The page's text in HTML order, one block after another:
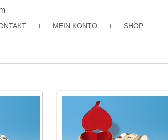
MEIN KONTO SHOP